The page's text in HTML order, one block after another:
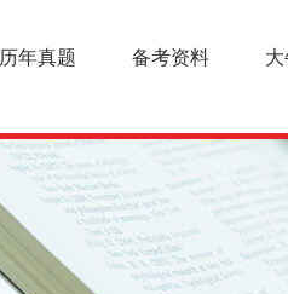
历年真题 备考资料